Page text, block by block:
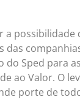
possibilidade
Sped para
ao Valor. O
porte de